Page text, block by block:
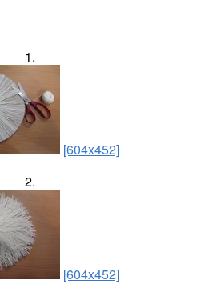
1.
[604x452]
2.
[604x452]